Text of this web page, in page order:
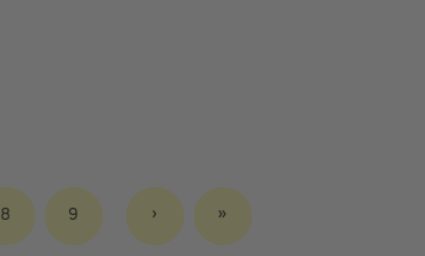
SEITE
8 SEITE
9
NÄCHSTE
SEITE
›
LETZTE
SEITE
»